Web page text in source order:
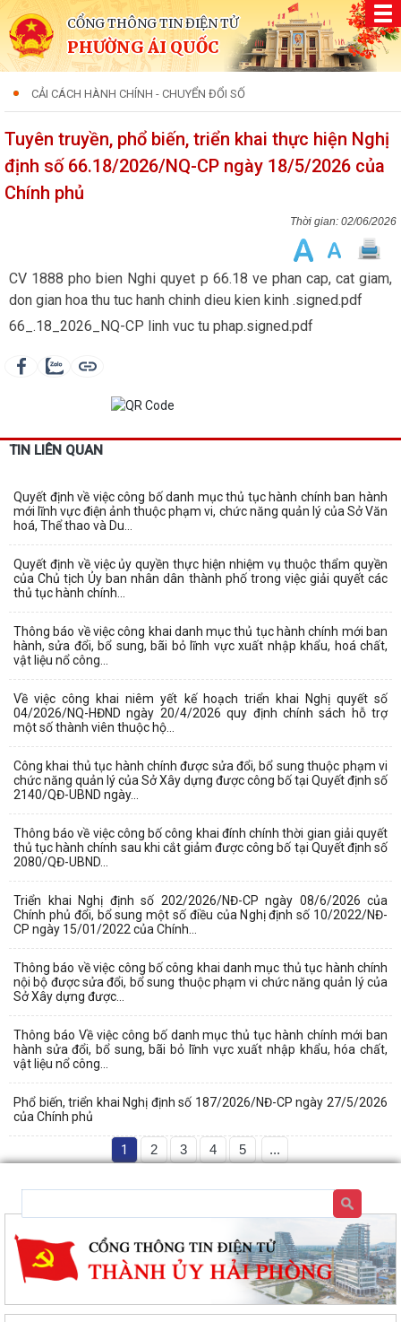
CỔNG THÔNG TIN ĐIỆN TỬ
PHƯỜNG ÁI QUỐC
CẢI CÁCH HÀNH CHÍNH - CHUYỂN ĐỔI SỐ
Tuyên truyền, phổ biến, triển khai thực hiện Nghị
định số 66.18/2026/NQ-CP ngày 18/5/2026 của
Chính phủ
02/06/2026
CV 1888 pho bien Nghi quyet p 66.18 ve phan cap, cat giam,
don gian hoa thu tuc hanh chinh dieu kien kinh .signed.pdf
66_.18_2026_NQ-CP linh vuc tu phap.signed.pdf
TIN LIÊN QUAN
Quyết định về việc công bố danh mục thủ tục hành chính ban hành
mới lĩnh vực điện ảnh thuộc phạm vi, chức năng quản lý của Sở Văn
hoá, Thể thao và Du...
Quyết định về việc ủy quyền thực hiện nhiệm vụ thuộc thẩm quyền
của Chủ tịch Ủy ban nhân dân thành phố trong việc giải quyết các
thủ tục hành chính...
Thông báo về việc công khai danh mục thủ tục hành chính mới ban
hành, sửa đổi, bổ sung, bãi bỏ lĩnh vực xuất nhập khẩu, hoá chất,
vật liệu nổ công...
Về việc công khai niêm yết kế hoạch triển khai Nghị quyết số
04/2026/NQ-HĐND ngày 20/4/2026 quy định chính sách hỗ trợ
một số thành viên thuộc hộ...
Công khai thủ tục hành chính được sửa đổi, bổ sung thuộc phạm vi
chức năng quản lý của Sở Xây dựng được công bố tại Quyết định số
2140/QĐ-UBND ngày...
Thông báo về việc công bố công khai đính chính thời gian giải quyết
thủ tục hành chính sau khi cắt giảm được công bố tại Quyết định số
2080/QĐ-UBND...
Triển khai Nghị định số 202/2026/NĐ-CP ngày 08/6/2026 của
Chính phủ đổi, bổ sung một số điều của Nghị định số 10/2022/NĐ-
CP ngày 15/01/2022 của Chính...
Thông báo về việc công bố công khai danh mục thủ tục hành chính
nội bộ được sửa đổi, bổ sung thuộc phạm vi chức năng quản lý của
Sở Xây dựng được...
Thông báo Về việc công bố danh mục thủ tục hành chính mới ban
hành sửa đổi, bổ sung, bãi bỏ lĩnh vực xuất nhập khẩu, hóa chất,
vật liệu nổ công...
Phổ biến, triển khai Nghị định số 187/2026/NĐ-CP ngày 27/5/2026
của Chính phủ
1 2 3 4 5 ...